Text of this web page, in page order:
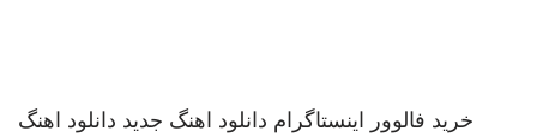
خرید فالوور اینستاگرام دانلود اهنگ جدید دانلود اهنگ